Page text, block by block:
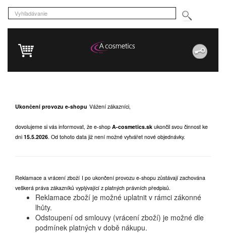
Ukončení provozu e-shopu Vážení zákazníci,
dovolujeme si vás informovat, že e-shop A-cosmetics.sk ukončil svou činnost ke
dni 15.5.2026. Od tohoto data již není možné vytvářet nové objednávky.
Reklamace a vrácení zboží I po ukončení provozu e-shopu zůstávají zachována
veškerá práva zákazníků vyplývající z platných právních předpisů.
Reklamace zboží je možné uplatnit v rámci zákonné
lhůty.
Odstoupení od smlouvy (vrácení zboží) je možné dle
podmínek platných v době nákupu.